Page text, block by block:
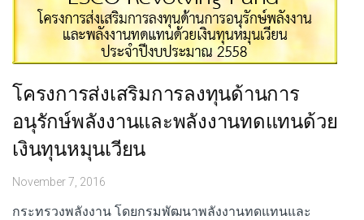
โครงการส่งเสริมการลงทุนด้านการ
อนุรักษ์พลังงานและพลังงานทดแทนด้วย
เงินทุนหมุนเวียน
November 7, 2016
กระทรวงพลังงาน โดยกรมพัฒนาพลังงานทดแทนและ